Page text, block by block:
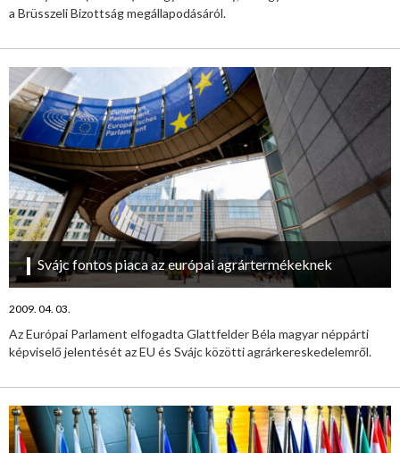
a Brüsszeli Bizottság megállapodásáról.
Svájc fontos piaca az európai agrártermékeknek
2009. 04. 03.
Az Európai Parlament elfogadta Glattfelder Béla magyar néppárti
képviselő jelentését az EU és Svájc közötti agrárkereskedelemről.